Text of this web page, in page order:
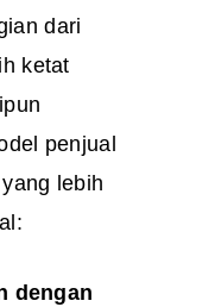
dari
ketat
penjual
lebih
dengan